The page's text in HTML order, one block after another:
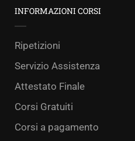
INFORMAZIONI CORSI
Ripetizioni
Servizio Assistenza
Attestato Finale
Corsi Gratuiti
Corsi a pagamento